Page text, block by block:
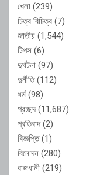
খেলা (239)
চিত্র বিচিত্র (7)
জাতীয় (1,544)
টিপস (6)
দুর্ঘটনা (97)
দুর্নীতি(112)
ধর্ম(98)
প্রচ্ছদ(11,687)
প্রতিবাদ(2)
বিজ্ঞপ্তি(1)
বিনোদন (280)
রাজধানী (219)